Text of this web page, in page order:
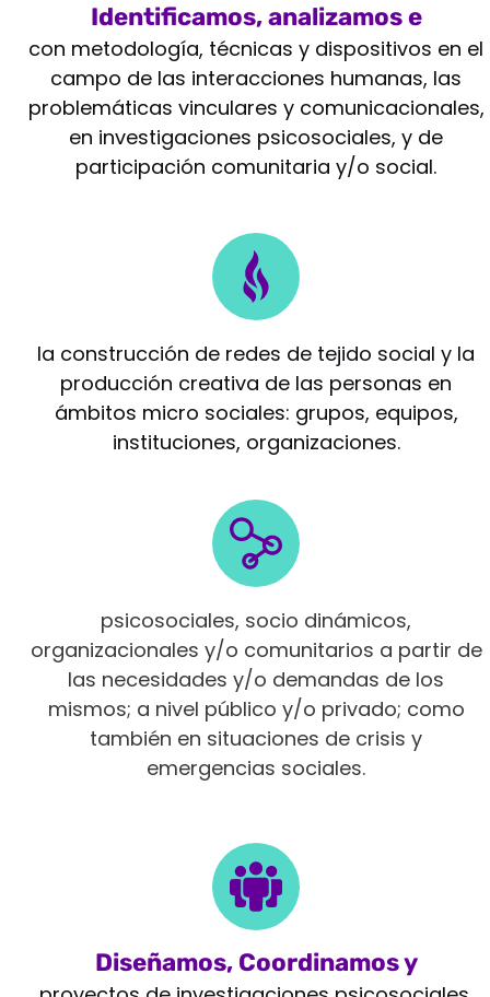
Identificamos, analizamos e
intervenimos
con metodología, técnicas y dispositivos en el
campo de las interacciones humanas, las
problemáticas vinculares y comunicacionales,
en investigaciones psicosociales, y de
participación comunitaria y/o social.
Potenciamos
la construcción de redes de tejido social y la
producción creativa de las personas en
ámbitos micro sociales: grupos, equipos,
instituciones, organizaciones.
Intervenimos en diferentes ámbitos
psicosociales, socio dinámicos,
organizacionales y/o comunitarios a partir de
las necesidades y/o demandas de los
mismos; a nivel público y/o privado; como
también en situaciones de crisis y
emergencias sociales.
Diseñamos, Coordinamos y